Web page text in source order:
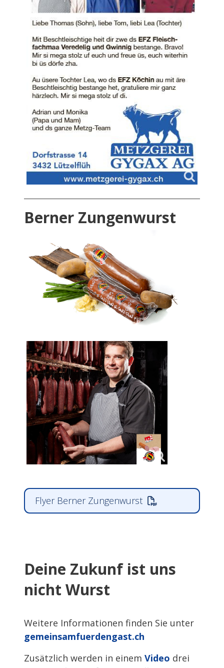
Berner Zungenwurst
Flyer Berner Zungenwurst
Deine Zukunf ist uns
nicht Wurst
Weitere Informationen finden Sie unter
gemeinsamfuerdengast.ch
Zusätzlich werden in einem Video drei